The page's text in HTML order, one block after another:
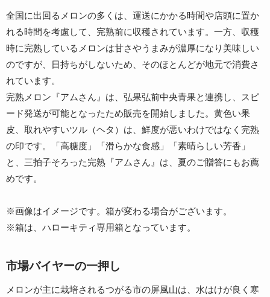
全国に出回るメロンの多くは、運送にかかる時間や店頭に置か
れる時間を考慮して、完熟前に収穫されています。一方、収穫
時に完熟しているメロンは甘さやうまみが濃厚になり美味しい
のですが、日持ちがしないため、そのほとんどが地元で消費さ
れています。
完熟メロン『アムさん』は、弘果弘前中央青果と連携し、スピ
ード発送が可能となったため販売を開始しました。黄色い果
皮、取れやすいツル（ヘタ）は、鮮度が悪いわけではなく完熟
の印です。「高糖度」「滑らかな食感」「素晴らしい芳香」
と、三拍子そろった完熟『アムさん』は、夏のご贈答にもお薦
めです。
※画像はイメージです。箱が変わる場合がございます。
※箱は、ハローキティ専用箱となっています。
市場バイヤーの一押し
メロンが主に栽培されるつがる市の屏風山は、水はけが良く寒